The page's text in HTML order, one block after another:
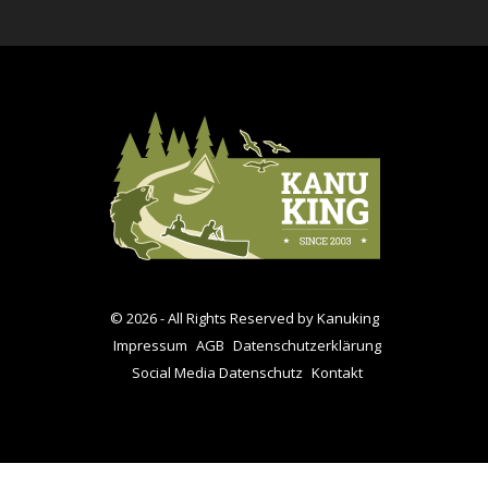
© 2026 - All Rights Reserved by Kanuking
Impressum AGB Datenschutzerklärung
Social Media Datenschutz Kontakt